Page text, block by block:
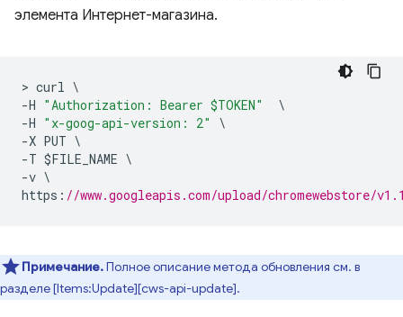
элемента Интернет-магазина.
> curl \
-H "Authorization: Bearer $TOKEN"
\
-H "x-goog-api-version: 2"
\
-X PUT \
-T $FILE_NAME \
-v \
https : //www.googleapis.com/upload/chromewebstore/
Примечание.Полное описание метода обновления см. в
разделе [Items:Update][cws-api-update].